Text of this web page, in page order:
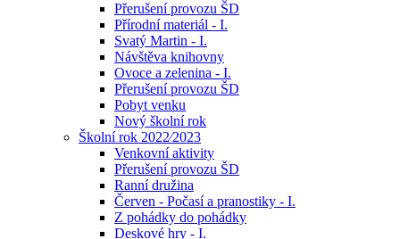
Přerušení provozu ŠD
Přírodní materiál - I.
Svatý Martin - I.
Návštěva knihovny
Ovoce a zelenina - I.
Přerušení provozu ŠD
Pobyt venku
Nový školní rok
Školní rok 2022⁄2023
Venkovní aktivity
Přerušení provozu ŠD
Ranní družina
Červen - Počasí a pranostiky - I.
Z pohádky do pohádky
Deskové hry - I.